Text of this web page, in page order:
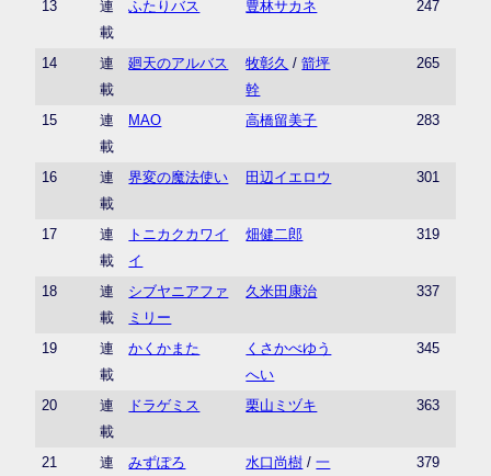
13
連
載
ふたりバス 豊林サカネ 247
14
連
載
廻天のアルバス 牧彰久 /箭坪
幹
265
15
連
載
MAO 高橋留美子 283
16
連
載
界変の魔法使い 田辺イエロウ 301
17
連
載
トニカクカワイ
イ
畑健二郎 319
18
連
載
シブヤニアファ
ミリー
久米田康治 337
19
連
載
かくかまた
くさかべゆう
へい
345
20
連
載
ドラゲミス 栗山ミヅキ 363
21 連 みずぽろ 水口尚樹 /一 379